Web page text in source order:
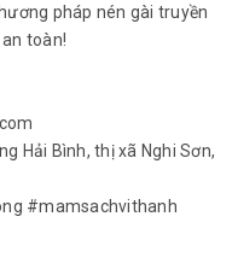
pháp nén gài truyền
toàn!
Hải Bình, thị xã Nghi Sơn,
#mamsachvithanh